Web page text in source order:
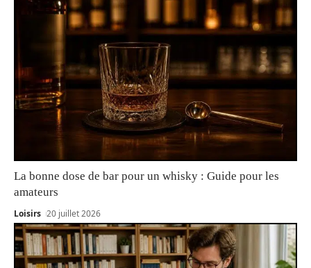
La bonne dose de bar pour un whisky : Guide pour les
amateurs
Loisirs 20 juillet 2026